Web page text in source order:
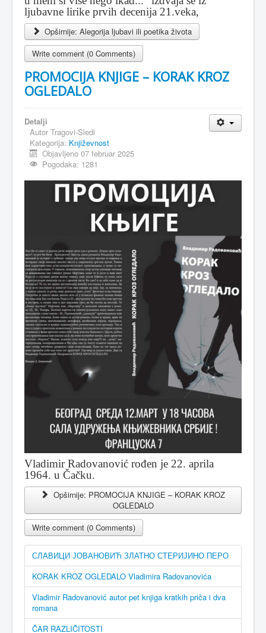
ljubavne lirike prvih decenija 21.veka,
Opširnije: Alegorija ljubavi ili poetika života
Write comment (0 Comments)
PROMOCIJA KNJIGE – KORAK KROZ
OGLEDALO
Detalji
Autor Tragovi-Sledi
Kategorija: Književnost
Objavljeno 07 februar 2025
Pogodaka: 1281
Vladimir Radovanović rođen je 22. aprila
1964. u Čačku.
Opširnije: PROMOCIJA KNJIGE – KORAK KROZ
OGLEDALO
Write comment (0 Comments)
СЛАВИЦИ ЈОВАНОВИЋ ЗЛАТНО СТЕРИЈИНО ПЕРО
KORAK KROZ OGLEDALO Vladimira Radovanovića
Vladimir Radovanović autor pet knjiga kratkih priča i dva
romana
ČAR RAZLIČITOSTI